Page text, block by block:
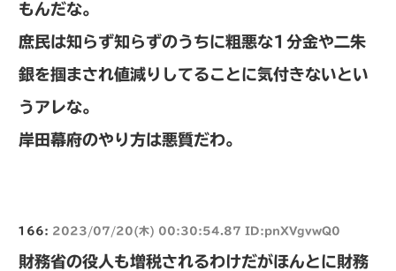
もんだな。
庶民は知らず知らずのうちに粗悪な1分金や二朱
銀を掴まされ値減りしてることに気付きないとい
うアレな。
岸田幕府のやり方は悪質だわ。
166: 2023/07/20(木) 00:30:54.87 ID:pnXVgvwQ0
財務省の役人も増税されるわけだがほんとに財務